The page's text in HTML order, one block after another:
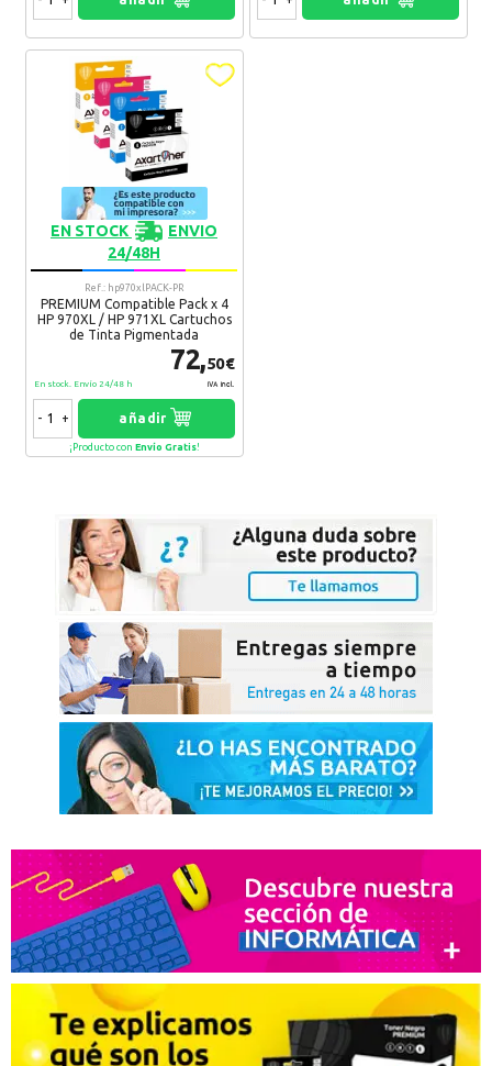
EN STOCK
ENVIO
24/48H
Ref.: hp970xlPACK-PR
PREMIUM Compatible Pack x 4
HP 970XL / HP 971XL Cartuchos
de Tinta Pigmentada
72,50€
IVA Incl.
En stock. Envío 24/48 h
- + añadir
¡Producto con Envío Gratis!